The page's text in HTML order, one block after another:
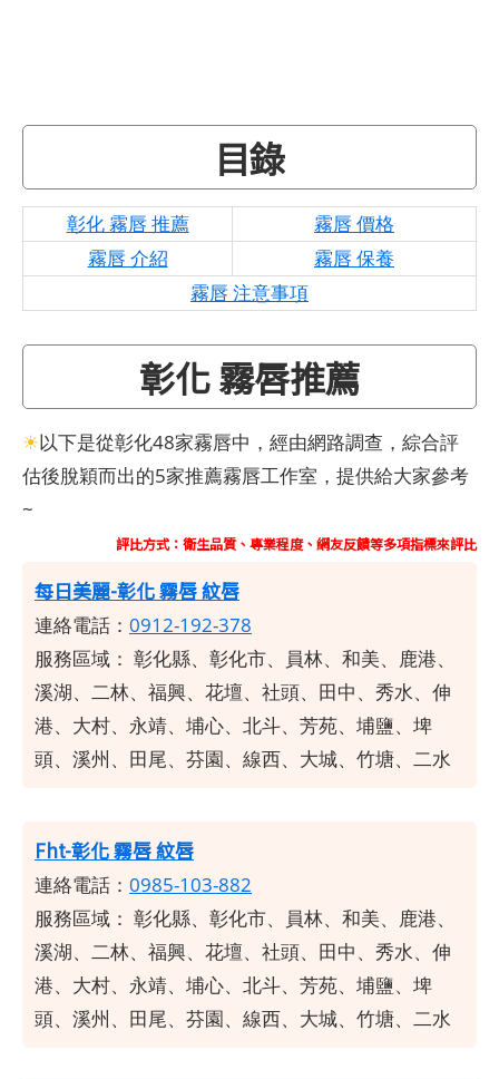
目錄
彰化 霧唇 推薦
霧唇 價格
霧唇 介紹
霧唇 保養
霧唇 注意事項
彰化 霧唇推薦
☀以下是從彰化48家霧唇中，經由網路調查，綜合評
估後脫穎而出的5家推薦霧唇工作室，提供給大家參考
~
評比方式：衛生品質、專業程度、網友反饋等多項指標來評比
每日美麗-彰化 霧唇 紋唇
連絡電話： 0912-192-378
服務區域： 彰化縣、彰化市、員林、和美、鹿港、
溪湖、二林、福興、花壇、社頭、田中、秀水、伸
港、大村、永靖、埔心、北斗、芳苑、埔鹽、埤
頭、溪州、田尾、芬園、線西、大城、竹塘、二水
Fht-彰化 霧唇 紋唇
連絡電話： 0985-103-882
服務區域： 彰化縣、彰化市、員林、和美、鹿港、
溪湖、二林、福興、花壇、社頭、田中、秀水、伸
港、大村、永靖、埔心、北斗、芳苑、埔鹽、埤
頭、溪州、田尾、芬園、線西、大城、竹塘、二水